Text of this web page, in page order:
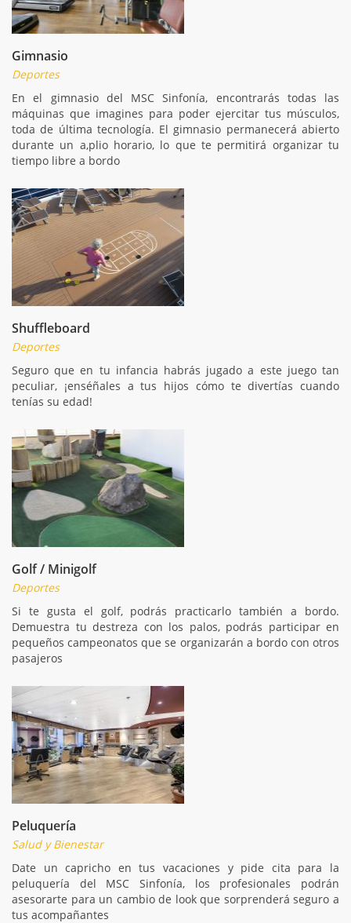
Gimnasio
Deportes
En el gimnasio del MSC Sinfonía, encontrarás todas las
máquinas que imagines para poder ejercitar tus músculos,
toda de última tecnología. El gimnasio permanecerá abierto
durante un a,plio horario, lo que te permitirá organizar tu
tiempo libre a bordo
Shuffleboard
Deportes
Seguro que en tu infancia habrás jugado a este juego tan
peculiar, ¡enséñales a tus hijos cómo te divertías cuando
tenías su edad!
Golf / Minigolf
Deportes
Si te gusta el golf, podrás practicarlo también a bordo.
Demuestra tu destreza con los palos, podrás participar en
pequeños campeonatos que se organizarán a bordo con otros
pasajeros
Peluquería
Salud y Bienestar
Date un capricho en tus vacaciones y pide cita para la
peluquería del MSC Sinfonía, los profesionales podrán
asesorarte para un cambio de look que sorprenderá seguro a
tus acompañantes